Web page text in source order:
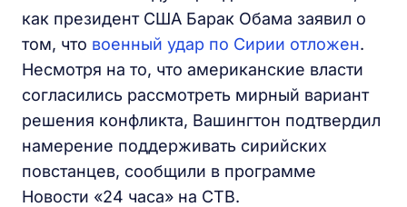
как президент США Барак Обама заявил о
том, что военный удар по Сирии отложен.
Несмотря на то, что американские власти
согласились рассмотреть мирный вариант
решения конфликта, Вашингтон подтвердил
намерение поддерживать сирийских
повстанцев, сообщили в программе
Новости «24 часа» на СТВ.